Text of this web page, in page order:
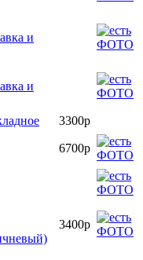
и
и
3300р
6700р
3400р